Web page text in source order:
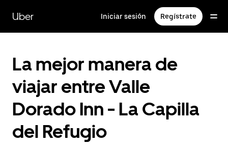
contenido
principal
Uber Iniciar sesión Regístrate
La mejor manera de
viajar entre Valle
Dorado Inn - La Capilla
del Refugio